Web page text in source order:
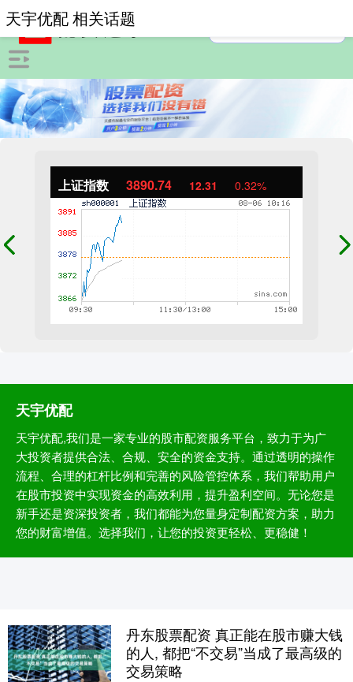
上证指数 3890.74 12.31 0.32%
天宇优配
天宇优配,我们是一家专业的股市配资服务平台，致力于为广
大投资者提供合法、合规、安全的资金支持。通过透明的操作
流程、合理的杠杆比例和完善的风险管控体系，我们帮助用户
在股市投资中实现资金的高效利用，提升盈利空间。无论您是
新手还是资深投资者，我们都能为您量身定制配资方案，助力
您的财富增值。选择我们，让您的投资更轻松、更稳健！
天宇优配 相关话题
丹东股票配资 真正能在股市赚大钱
的人, 都把“不交易”当成了最高级的
交易策略